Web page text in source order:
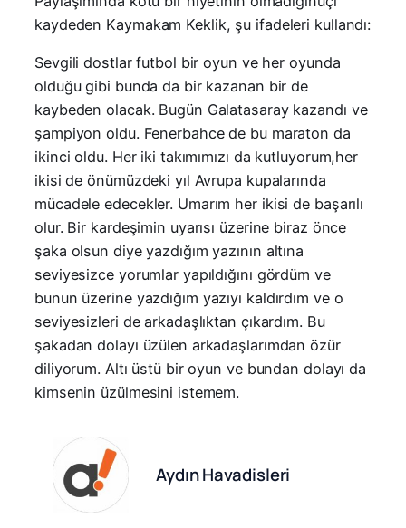
kaydeden Kaymakam Keklik, şu ifadeleri kullandı:
Sevgili dostlar futbol bir oyun ve her oyunda
olduğu gibi bunda da bir kazanan bir de
kaybeden olacak. Bugün Galatasaray kazandı ve
şampiyon oldu. Fenerbahce de bu maraton da
ikinci oldu. Her iki takımımızı da kutluyorum,her
ikisi de önümüzdeki yıl Avrupa kupalarında
mücadele edecekler. Umarım her ikisi de başarılı
olur. Bir kardeşimin uyarısı üzerine biraz önce
şaka olsun diye yazdığım yazının altına
seviyesizce yorumlar yapıldığını gördüm ve
bunun üzerine yazdığım yazıyı kaldırdım ve o
seviyesizleri de arkadaşlıktan çıkardım. Bu
şakadan dolayı üzülen arkadaşlarımdan özür
diliyorum. Altı üstü bir oyun ve bundan dolayı da
kimsenin üzülmesini istemem.
Aydın Havadisleri